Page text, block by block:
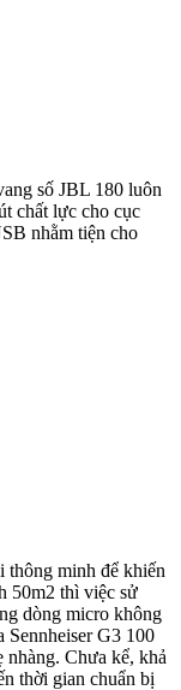
số JBL 180 luôn
chất lực cho cục
nhằm tiện cho
thông minh để khiến
50m2 thì việc sử
dòng micro không
Sennheiser G3 100
nhàng. Chưa kể, khả
thời gian chuẩn bị